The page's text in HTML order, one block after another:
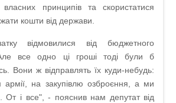
власних принципів та скористатися
кошти від держави.
відмовилися від бюджетного
все одно ці гроші тоді були б
Вони ж відправлять їх куди-небудь:
армії, на закупівлю озброєння, а ми
От і все", - пояснив нам депутат від